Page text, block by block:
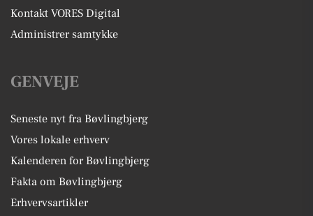
Kontakt VORES Digital
Administrer samtykke
GENVEJE
Seneste nyt fra Bøvlingbjerg
Vores lokale erhverv
Kalenderen for Bøvlingbjerg
Fakta om Bøvlingbjerg
Erhvervsartikler